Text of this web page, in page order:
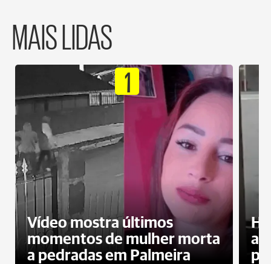
MAIS LIDAS
1
Vídeo mostra últimos
momentos de mulher morta
a pedradas em Palmeira